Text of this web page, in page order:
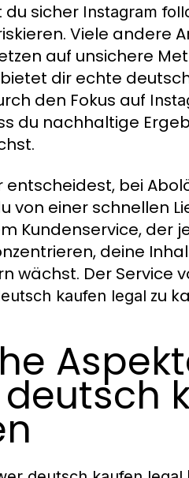
du sicher Instagram
Viele andere
auf unsichere
dir echte
den Fokus auf
du nachhaltige
bei
von einer schnellen
Kundenservice, der
deine
wächst. Der Service
kaufen legal zu